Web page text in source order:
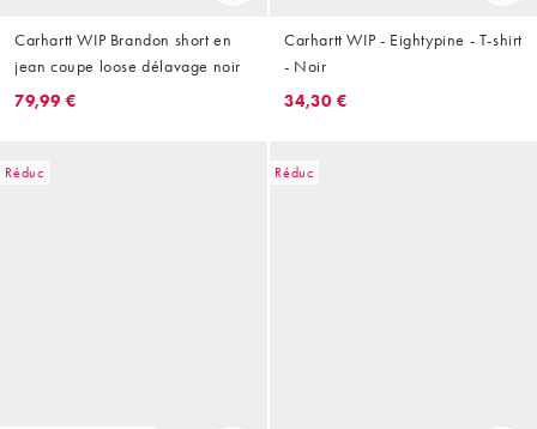
Carhartt WIP Brandon short en
jean coupe loose délavage noir
79,99 €
Carhartt WIP - Eightypine - T-shirt
- Noir
34,30 €
Réduc Réduc